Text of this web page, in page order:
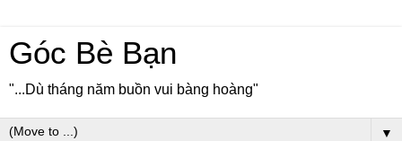
Góc Bè Bạn
"...Dù tháng năm buồn vui bàng hoàng"
▼